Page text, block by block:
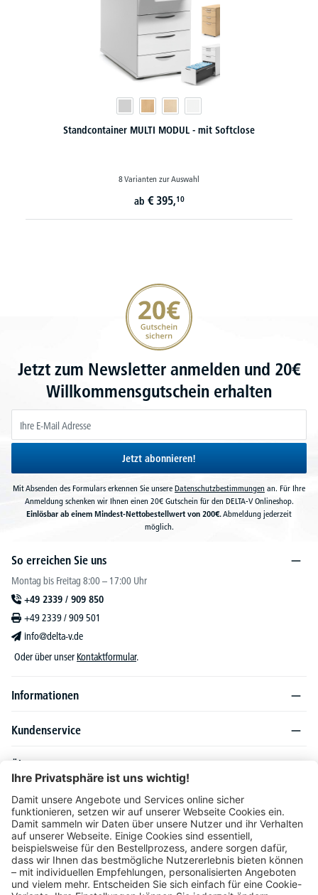
Standcontainer MULTI MODUL - mit Softclose
8 Varianten zur Auswahl
ab € 395,10
20€ Gutschein sichern
Jetzt zum Newsletter anmelden und 20€
Willkommensgutschein erhalten
Jetzt abonnieren!
Mit Absenden des Formulars erkennen Sie unsere Datenschutzbestimmungen an. Für Ihre
Anmeldung schenken wir Ihnen einen 20€ Gutschein für den DELTA-V Onlineshop.
Einlösbar ab einem Mindest-Nettobestellwert von 200€.Abmeldung jederzeit
möglich.
So erreichen Sie uns
Montag bis Freitag 8:00 – 17:00 Uhr
+49 2339 / 909 850
+49 2339 / 909 501
info@delta-v.de
Oder über unser Kontaktformular.
Informationen
Kundenservice
Über DELTA-V
Produktsortiment
Ratgeber
Folgen Sie uns auch auf